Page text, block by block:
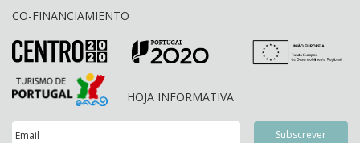
CO-FINANCIAMIENTO
HOJA INFORMATIVA